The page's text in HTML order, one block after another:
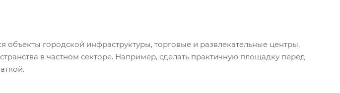
городской инфраструктуры, торговые и развлекательные центры.
в частном секторе. Например, сделать практичную площадку перед